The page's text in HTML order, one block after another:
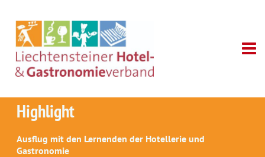
Highlight
Ausflug mit den Lernenden der Hotellerie und
Gastronomie